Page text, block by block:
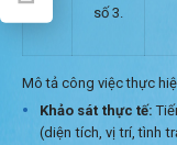
số 3.
Mô tả công việc thực
Khảo sát thực tế:
(diện tích, vị trí, tình